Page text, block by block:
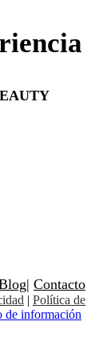
| Contacto
| Política de
de información